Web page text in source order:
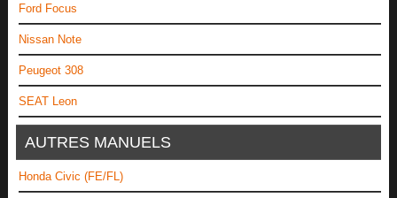
Ford Focus
Nissan Note
Peugeot 308
SEAT Leon
AUTRES MANUELS
Honda Civic (FE/FL)